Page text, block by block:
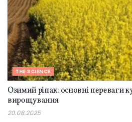
THE SCIENCE
Озимий ріпак: основні переваги
вирощування
20.08.2025